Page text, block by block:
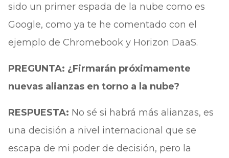
sido un primer espada de la nube como es
Google, como ya te he comentado con el
ejemplo de Chromebook y Horizon DaaS.
PREGUNTA: ¿Firmarán próximamente
nuevas alianzas en torno a la nube?
RESPUESTA: No sé si habrá más alianzas, es
una decisión a nivel internacional que se
escapa de mi poder de decisión, pero la